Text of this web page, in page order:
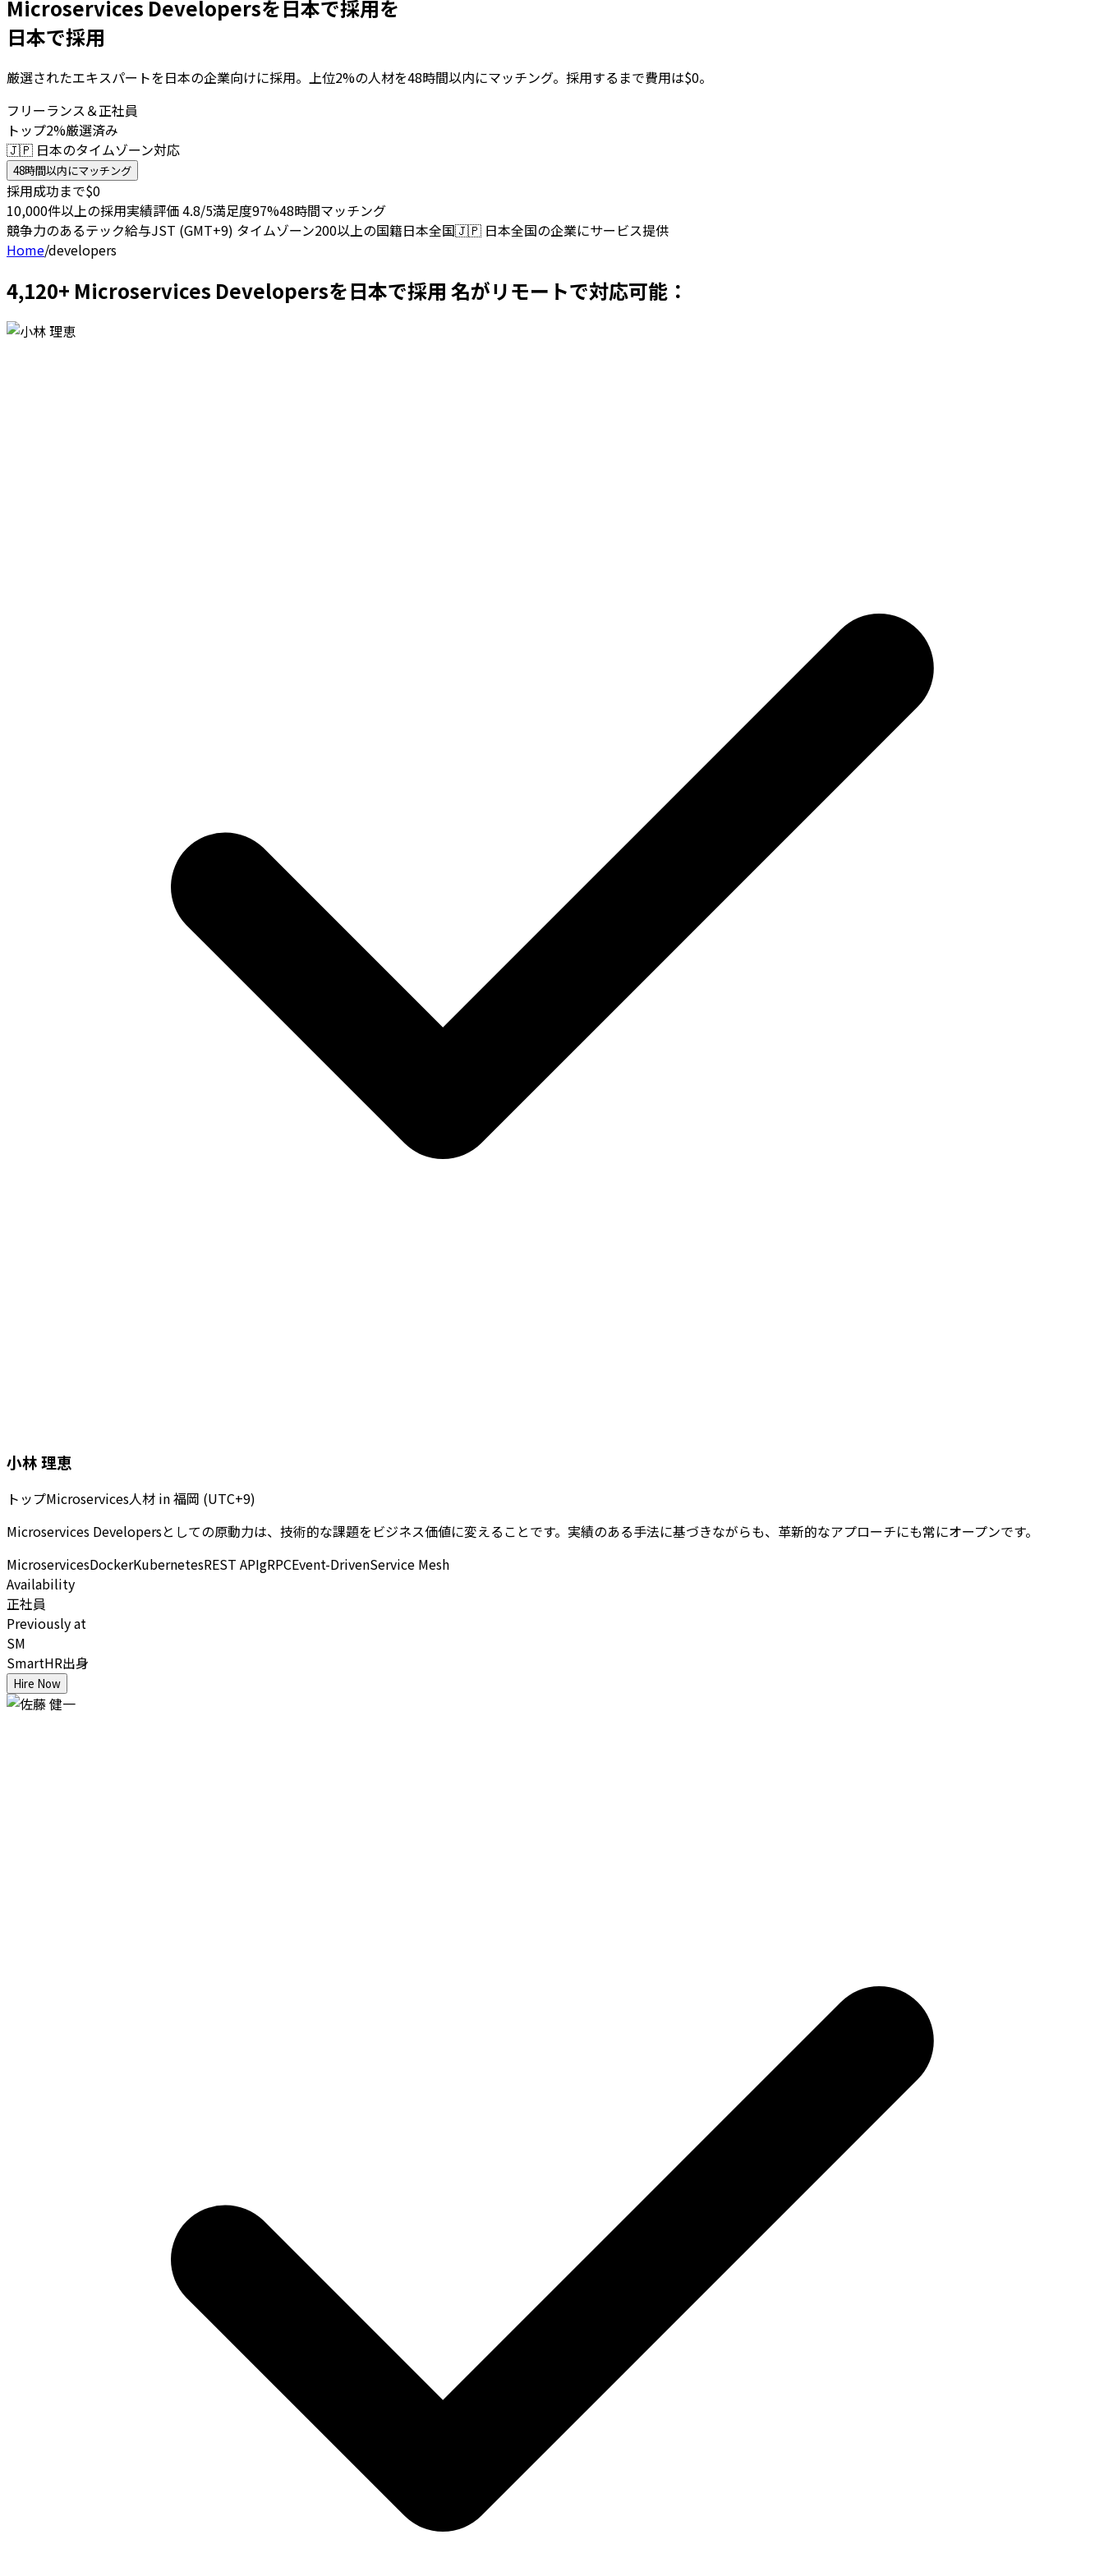
Microservices Developersを日本で採用を
日本で採用
厳選されたエキスパートを日本の企業向けに採用。上位2%の人材を48時間以内にマッチング。採用するまで費用は$0。
フリーランス＆正社員
トップ2%厳選済み
🇯🇵 日本のタイムゾーン対応
48時間以内にマッチング
採用成功まで$0
10,000件以上の採用実績評価 4.8/5満足度97%48時間マッチング
競争力のあるテック給与JST (GMT+9) タイムゾーン200以上の国籍日本全国🇯🇵 日本全国の企業にサービス提供
Home/developers
4,120+ Microservices Developersを日本で採用 名がリモートで対応可能：
小林 理恵
トップMicroservices人材 in福岡 (UTC+9)
Microservices Developersとしての原動力は、技術的な課題をビジネス価値に変えることです。実績のある手法に基づきながらも、革新的なアプローチにも常にオープンです。
MicroservicesDockerKubernetesREST APIgRPCEvent-DrivenService Mesh
Availability
正社員
Previously at
SM
SmartHR出身
Hire Now